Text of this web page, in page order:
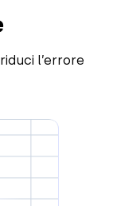
l’errore